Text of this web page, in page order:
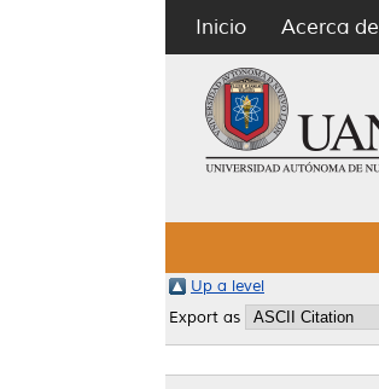
Inicio Acerca de
Up a level
Export as